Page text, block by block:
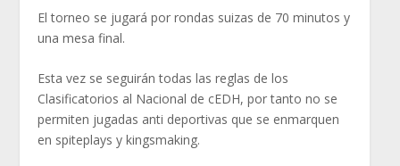
El torneo se jugará por rondas suizas de 70 minutos y
una mesa final.
Esta vez se seguirán todas las reglas de los
Clasificatorios al Nacional de cEDH, por tanto no se
permiten jugadas anti deportivas que se enmarquen
en spiteplays y kingsmaking.